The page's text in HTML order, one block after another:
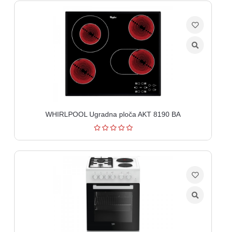
WHIRLPOOL Ugradna ploča AKT 8190 BA